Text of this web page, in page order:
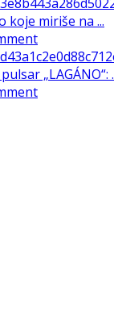
koje miriše na ...
„LAGÁNO“: